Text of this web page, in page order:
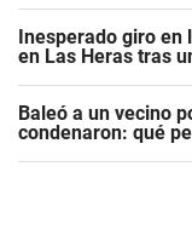
Inesperado giro en
en Las Heras tras
Baleó a un vecino
condenaron: qué